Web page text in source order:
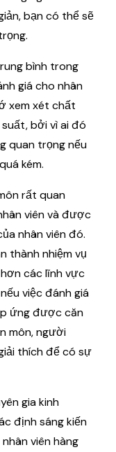
bạn có thể sẽ
bình trong
giá cho nhân
xem xét chất
bởi vì ai đó
quan trọng nếu
kém.
rất quan
viên và được
nhân viên đó.
thành nhiệm vụ
các lĩnh vực
việc đánh giá
ứng được căn
môn, người
thích để có sự
gia kinh
định sáng kiến
viên hàng